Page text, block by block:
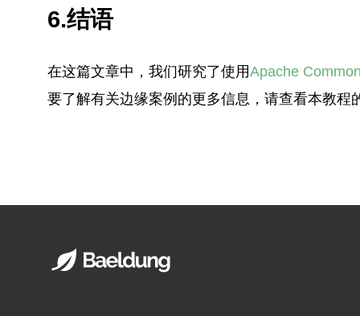
6.结语
在这篇文章中，我们研究了使用Apache
要了解有关边缘案例的更多信息，请查看本教程